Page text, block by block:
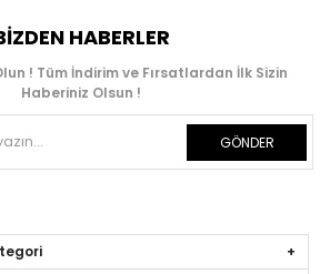
HABERLER
! Tüm İndirim ve Fırsatlardan İlk Sizin
Haberiniz Olsun !
GÖNDER